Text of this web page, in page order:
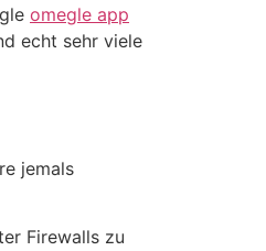
omegle app
echt sehr viele
jemals
Firewalls zu